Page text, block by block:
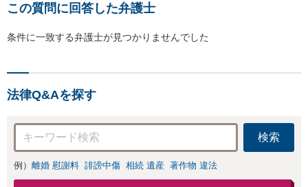
この質問に回答した弁護士
条件に一致する弁護士が見つかりませんでした
法律Q&Aを探す
検索
例） 離婚 慰謝料 誹謗中傷 相続 遺産 著作物 違法